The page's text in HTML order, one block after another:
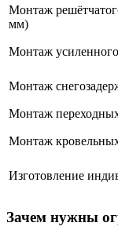
Монтаж
мм)
Монтаж
Монтаж
Монтаж
Монтаж
Изготовление
Зачем нужны